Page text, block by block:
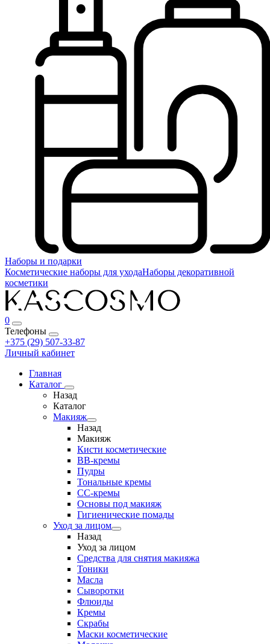
Наборы и подарки
Косметические наборы для уходаНаборы декоративной
косметики
0
Телефоны
+375 (29) 507-33-87
Личный кабинет
Главная
Каталог
Назад
Каталог
Макияж
Назад
Макияж
Кисти косметические
BB-кремы
Пудры
Тональные кремы
CC-кремы
Основы под макияж
Гигиенические помады
Уход за лицом
Назад
Уход за лицом
Средства для снятия макияжа
Тоники
Масла
Сыворотки
Флюиды
Кремы
Скрабы
Маски косметические